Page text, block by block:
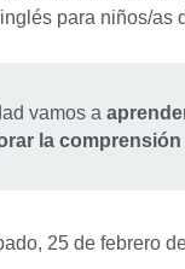
para niños/as
vamos a
la comprensión
25 de febrero